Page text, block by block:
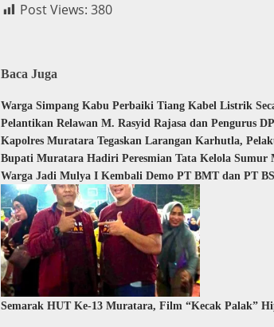
Post Views: 380
Baca Juga
Warga Simpang Kabu Perbaiki Tiang Kabel Listrik
Pelantikan Relawan M. Rasyid Rajasa dan Pengurus
Kapolres Muratara Tegaskan Larangan Karhutla,
Bupati Muratara Hadiri Peresmian Tata Kelola Sumur
Warga Jadi Mulya I Kembali Demo PT BMT dan PT
Semarak HUT Ke-13 Muratara, Film “Kecak Palak”